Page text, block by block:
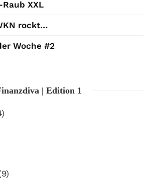
XXL
rockt…
Woche #2
| Edition 1